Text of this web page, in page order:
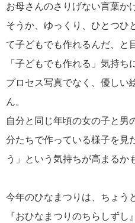
お母さんのさりげない言葉か
そうか、ゆっくり、ひとつひ
て子どもでも作れるんだ、と
「子どもでも作れる」気持
プロセス写真でなく、優しい
ん。
自分と同じ年頃の女の子と男
分たちで作っている様子を見
う」という気持ちが高まるか
今年のひなまつりは、ちょう
『おひなまつりのちらしずし